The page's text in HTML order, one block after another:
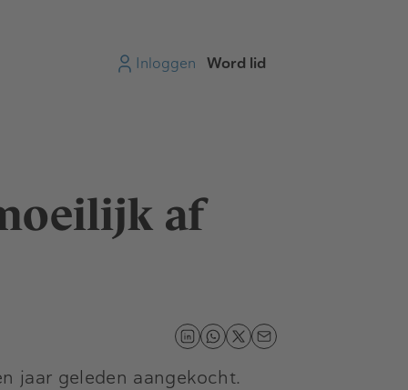
Inloggen Word lid
af
jaar geleden aangekocht.